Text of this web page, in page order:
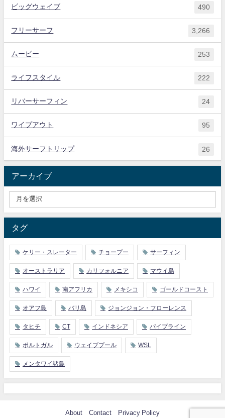
ビッグウェイブ 490
フリーサーフ 3,266
ムービー 253
ライフスタイル 222
リバーサーフィン 24
ワイプアウト 95
海外サーフトリップ 26
アーカイブ
タグ
ケリー・スレーター チョープー サーフィン
オーストラリア カリフォルニア マウイ島
ハワイ 南アフリカ メキシコ ゴールドコースト
オアフ島 バリ島 ジョンジョン・フローレンス
タヒチ CT インドネシア パイプライン
ポルトガル ウェイブプール WSL
メンタワイ諸島
About Contact Privacy Policy